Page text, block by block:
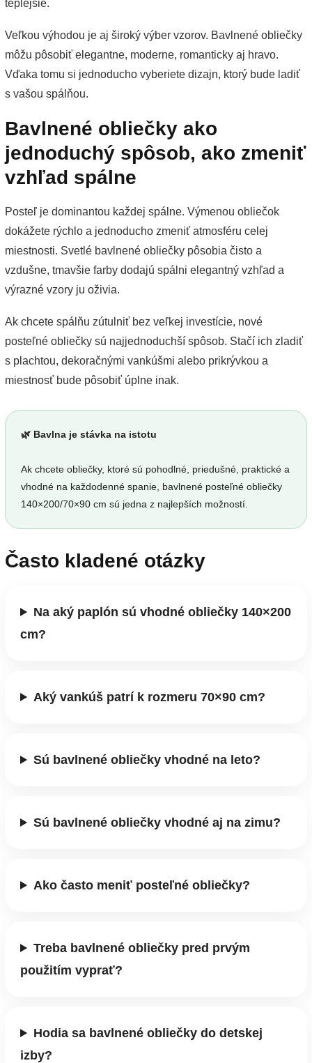
teplejšie.
Veľkou výhodou je aj široký výber vzorov. Bavlnené obliečky
môžu pôsobiť elegantne, moderne, romanticky aj hravo.
Vďaka tomu si jednoducho vyberiete dizajn, ktorý bude ladiť
s vašou spálňou.
Bavlnené obliečky ako
jednoduchý spôsob, ako zmeniť
vzhľad spálne
Posteľ je dominantou každej spálne. Výmenou obliečok
dokážete rýchlo a jednoducho zmeniť atmosféru celej
miestnosti. Svetlé bavlnené obliečky pôsobia čisto a
vzdušne, tmavšie farby dodajú spálni elegantný vzhľad a
výrazné vzory ju oživia.
Ak chcete spálňu zútulniť bez veľkej investície, nové
posteľné obliečky sú najjednoduchší spôsob. Stačí ich zladiť
s plachtou, dekoračnými vankúšmi alebo prikrývkou a
miestnosť bude pôsobiť úplne inak.
🌿 Bavlna je stávka na istotu
Ak chcete obliečky, ktoré sú pohodlné, priedušné, praktické a
vhodné na každodenné spanie, bavlnené posteľné obliečky
140×200/70×90 cm sú jedna z najlepších možností.
Často kladené otázky
Na aký paplón sú vhodné obliečky 140×200
cm?
Aký vankúš patrí k rozmeru 70×90 cm?
Sú bavlnené obliečky vhodné na leto?
Sú bavlnené obliečky vhodné aj na zimu?
Ako často meniť posteľné obliečky?
Treba bavlnené obliečky pred prvým
použitím vyprať?
Hodia sa bavlnené obliečky do detskej
izby?